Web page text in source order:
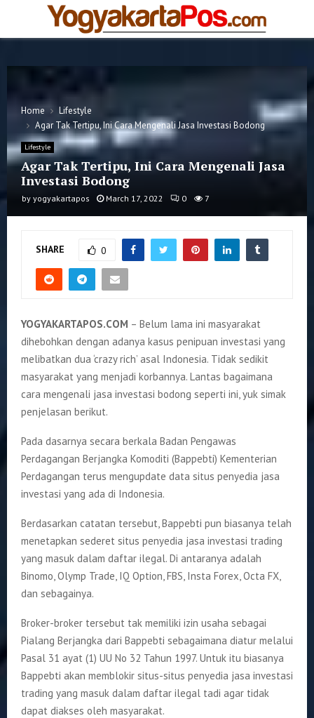
PRIMARY
Home
Lifestyle
Agar Tak Tertipu, Ini Cara Mengenali Jasa Investasi Bodong
Lifestyle
Agar Tak Tertipu, Ini Cara Mengenali Jasa
Investasi Bodong
by yogyakartapos March 17, 2022 0 7
SHARE 0
YOGYAKARTAPOS.COM – Belum lama ini masyarakat
dihebohkan dengan adanya kasus penipuan investasi yang
melibatkan dua ‘crazy rich’ asal Indonesia. Tidak sedikit
masyarakat yang menjadi korbannya. Lantas bagaimana
cara mengenali jasa investasi bodong seperti ini, yuk simak
penjelasan berikut.
Pada dasarnya secara berkala Badan Pengawas
Perdagangan Berjangka Komoditi (Bappebti) Kementerian
Perdagangan terus mengupdate data situs penyedia jasa
investasi yang ada di Indonesia.
Berdasarkan catatan tersebut, Bappebti pun biasanya telah
menetapkan sederet situs penyedia jasa investasi trading
yang masuk dalam daftar ilegal. Di antaranya adalah
Binomo, Olymp Trade, IQ Option, FBS, Insta Forex, Octa FX,
dan sebagainya.
Broker-broker tersebut tak memiliki izin usaha sebagai
Pialang Berjangka dari Bappebti sebagaimana diatur melalui
Pasal 31 ayat (1) UU No 32 Tahun 1997. Untuk itu biasanya
Bappebti akan memblokir situs-situs penyedia jasa investasi
trading yang masuk dalam daftar ilegal tadi agar tidak
dapat diakses oleh masyarakat.